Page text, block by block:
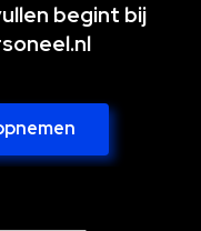
begint bij